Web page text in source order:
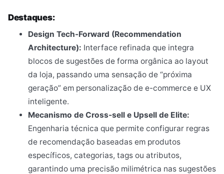
Destaques:
Design Tech-Forward (Recommendation
Architecture): Interface refinada que integra
blocos de sugestões de forma orgânica ao layout
da loja, passando uma sensação de “próxima
geração” em personalização de e-commerce e UX
inteligente.
Mecanismo de Cross-sell e Upsell de Elite:
Engenharia técnica que permite configurar regras
de recomendação baseadas em produtos
específicos, categorias, tags ou atributos,
garantindo uma precisão milimétrica nas sugestões